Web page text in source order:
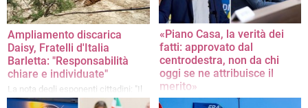
Ampliamento discarica
Daisy, Fratelli d'Italia
Barletta: "Responsabilità
chiare e individuate"
La nota degli esponenti cittadini: "Il
PD non può nascondersi dietro un
«Piano Casa, la verità dei
fatti: approvato dal
centrodestra, non da chi
oggi se ne attribuisce il
merito»
La nota di Fratelli d'italia